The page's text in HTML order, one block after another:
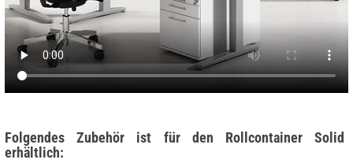
Folgendes Zubehör ist für den Rollcontainer Solid
erhältlich: